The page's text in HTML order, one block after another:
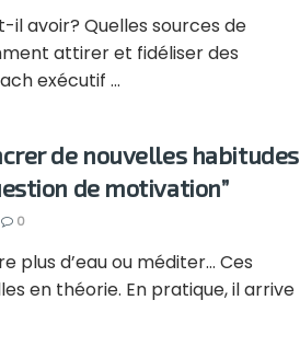
avoir? Quelles sources de
attirer et fidéliser des
exécutif ...
de nouvelles habitudes
de motivation”
0
plus d’eau ou méditer… Ces
en théorie. En pratique, il arrive